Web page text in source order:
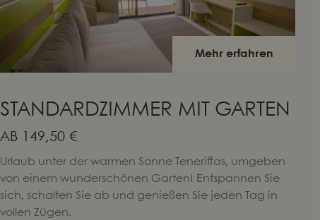
Mehr erfahren
STANDARDZIMMER MIT GARTEN
AB 149,50 €
Urlaub unter der warmen Sonne Teneriffas, umgeben
von einem wunderschönen Garten! Entspannen Sie
sich, schalten Sie ab und genießen Sie jeden Tag in
vollen Zügen.